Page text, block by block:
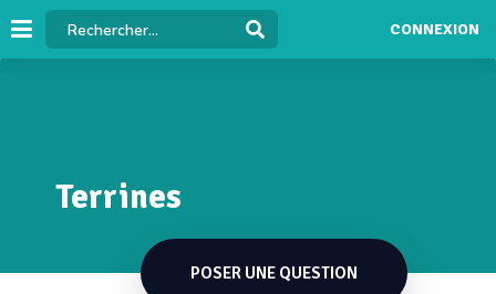
CONNEXION
Terrines
POSER UNE QUESTION